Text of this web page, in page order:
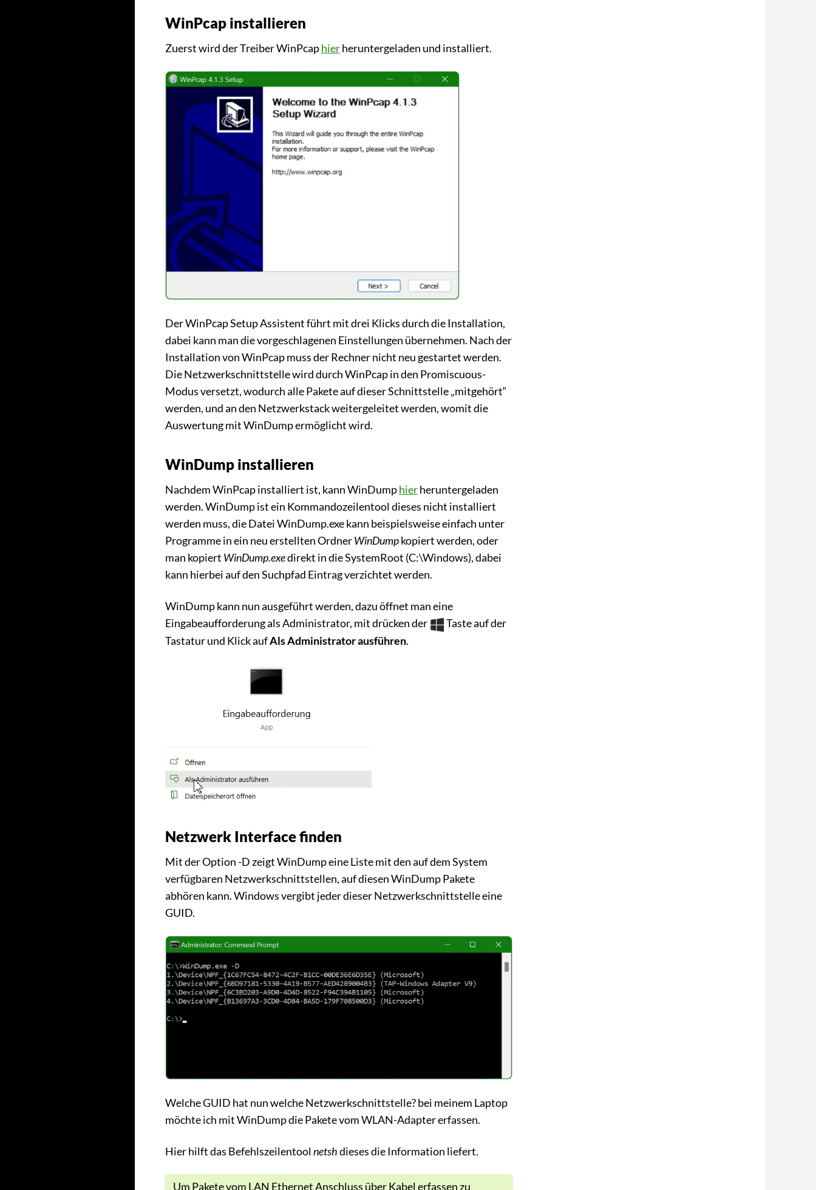
WinPcap installieren
Zuerst wird der Treiber WinPcaphierheruntergeladen und installiert.
Der WinPcap Setup Assistent führt mit drei Klicks durch die Installation,
dabei kann man die vorgeschlagenen Einstellungen übernehmen. Nach der
Installation von WinPcap muss der Rechner nicht neu gestartet werden.
Die Netzwerkschnittstelle wird durch WinPcap in den Promiscuous-
Modus versetzt, wodurch alle Pakete auf dieser Schnittstelle „mitgehört“
werden, und an den Netzwerkstack weitergeleitet werden, womit die
Auswertung mit WinDump ermöglicht wird.
WinDump installieren
Nachdem WinPcap installiert ist, kann WinDumphierheruntergeladen
werden. WinDump ist ein Kommandozeilentool dieses nicht installiert
werden muss, die Datei WinDump.exe kann beispielsweise einfach unter
Programme in ein neu erstellten OrdnerWinDumpkopiert werden, oder
man kopiert WinDump.exedirekt in die SystemRoot (C:\Windows), dabei
kann hierbei auf den Suchpfad Eintrag verzichtet werden.
WinDump kann nun ausgeführt werden, dazu öffnet man eine
Eingabeaufforderung als Administrator, mit drücken der
Taste auf der
Tastatur und Klick aufAls Administrator ausführen.
Netzwerk Interface finden
Mit der Option -D zeigt WinDump eine Liste mit den auf dem System
verfügbaren Netzwerkschnittstellen, auf diesen WinDump Pakete
abhören kann. Windows vergibt jeder dieser Netzwerkschnittstelle eine
GUID.
Welche GUID hat nun welche Netzwerkschnittstelle? bei meinem Laptop
möchte ich mit WinDump die Pakete vom WLAN-Adapter erfassen.
Hier hilft das Befehlszeilentoolnetshdieses die Information liefert.
Um Pakete vom LAN Ethernet Anschluss über Kabel erfassen zu